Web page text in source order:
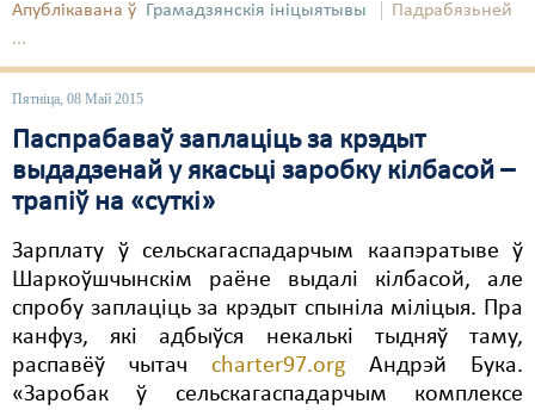
Апублікавана ў Грамадзянскія ініцыятывы
Падрабязьней
...
Пятніца, 08 Май 2015
Паспрабаваў заплаціць за крэдыт
выдадзенай у якасьці заробку кілбасой –
трапіў на «суткі»
Зарплату ў сельскагаспадарчым каапэратыве ў
Шаркоўшчынскім раёне выдалі кілбасой, але
спробу заплаціць за крэдыт спыніла міліцыя. Пра
канфуз, які адбыўся некалькі тыдняў таму,
распавёў чытач charter97.org Андрэй Бука.
«Заробак ў сельскагаспадарчым комплексе
ЛПП
Мірныя сходы
Палітвязьні
Праваабаронцы
Правы дзіцяці
Пэнітэнцыярная сыстэма
Распальваньне варожасьці
Рознае